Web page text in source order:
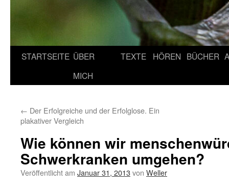
STARTSEITE ÜBER
MICH
TEXTE HÖREN BÜCHER
← Der Erfolgreiche und der Erfolglose. Ein
plakativer Vergleich
Wie können wir
Schwerkranken umgehen?
Veröffentlicht am Januar 31, 2013von Weller